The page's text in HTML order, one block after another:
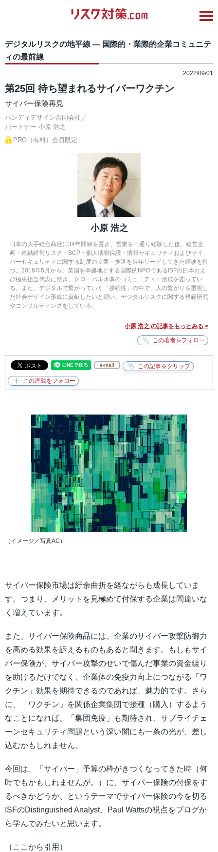
デジタルリスクの地平線 ― 国際的・業際的企業コミュニテ
ィの最前線
2022/09/01
第25回 待ち望まれるサイバーワクチン
サイバー保険再見
ハンディデザイン合同会社／
パートナー 小原 浩之
PRO（有料）会員限定
小原 浩之
日本の大手総合商社に34年間籍を置き、営業を一通り経験した後、経営企
画・連結経営リスク・BCP・個人情報保護・情報セキュリティおよびサイ
バーセキュリティに関する制度の立案・推進を長年リードしてきた経験を持
つ。2018年5月から、英国を本拠地とする国際的NPOであるISFの日本およ
び極東担当代表に就き、グローバル水準のコミュニティー形成を図ってい
る。また、デジタルで繋がっていく「接続性」の中で、人の繋がりを重視し
た社会デザイン形成に貢献したいと願い、デジタルリスクに関する規範研究
やコンサルティングをしている。
小原 浩之 の記事をもっとみる >
e-mail
（イメージ／写真AC）
サイバー保険市場は紆余曲折を経ながらも成長していま
す。つまり、メリットを見極めて付保する企業は間違いな
く増えています。
また、サイバー保険商品には、企業のサイバー攻撃防御力
を高める効果を訴えるものもあると聞きます。もしもサイ
バー保険が、サイバー攻撃のせいで傷んだ事業の資金繰り
を助けるだけでなく、企業体の免疫力向上につながる「ワ
クチン」効果を期待できるのであれば、魅力的です。さら
に、「ワクチン」を関係企業集団で接種（購入）するよう
なことになれば、「集団免疫」も期待され、サプライチェ
ーンセキュリティ問題という深い闇にも一条の光が、差し
込むかもしれません。
今回は、「サイバー」予算の枠がきつくなってきた時（何
時でもかもしれませんが。）に、サイバー保険の付保をす
るべきかどうか、というテーマでサイバー保険の今を切る
ISFのDistinguished Analyst、Paul Wattsの視点をブログか
ら学んでみたいと思います。
（ここから引用）